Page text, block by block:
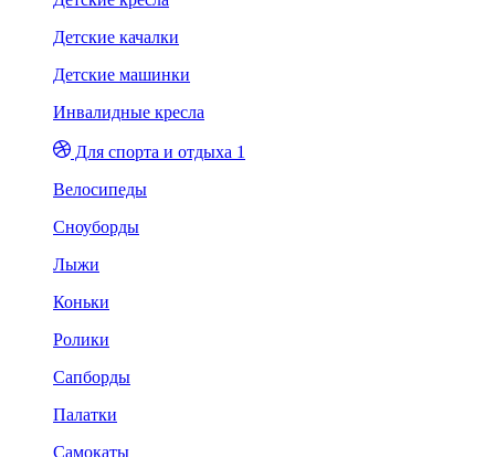
Детские качалки
Детские машинки
Инвалидные кресла
Для спорта и отдыха 1
Велосипеды
Сноуборды
Лыжи
Коньки
Ролики
Сапборды
Палатки
Самокаты